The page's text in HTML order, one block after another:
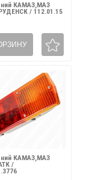
КАМАЗ,МАЗ
/ 112.01.15
КАМАЗ,МАЗ
/